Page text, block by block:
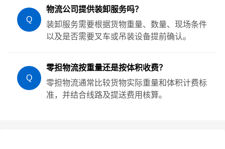
Q
物流公司提供装卸服务吗？
装卸服务需要根据货物重量、数量、现场条件
以及是否需要叉车或吊装设备提前确认。
Q
零担物流按重量还是按体积收费？
零担物流通常比较货物实际重量和体积计费标
准，并结合线路及提送费用核算。